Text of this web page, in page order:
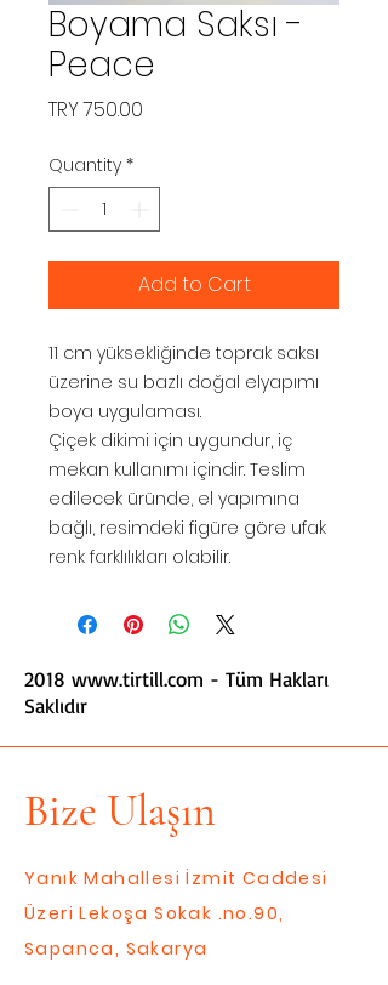
Boyama Saksı -
Peace
TRY 750.00
Quantity *
Add to Cart
11 cm yüksekliğinde toprak saksı
üzerine su bazlı doğal elyapımı
boya uygulaması.
Çiçek dikimi için uygundur, iç
mekan kullanımı içindir. Teslim
edilecek üründe, el yapımına
bağlı, resimdeki figüre göre ufak
renk farklılıkları olabilir.
2018 www.tirtill.com - Tüm Hakları
Saklıdır
Bize Ulaşın
Yanık Mahallesi İzmit Caddesi
Üzeri Lekoşa Sokak .no.90,
Sapanca, Sakarya